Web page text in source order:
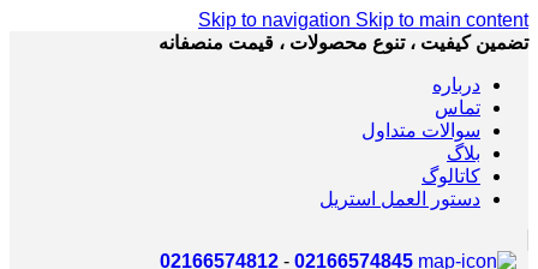
Skip to navigation Skip to main content
تضمین کیفیت ، تنوع محصولات ، قیمت منصفانه
درباره
تماس
سوالات متداول
بلاگ
کاتالوگ
دستور العمل استریل
02166574845
-
02166574812